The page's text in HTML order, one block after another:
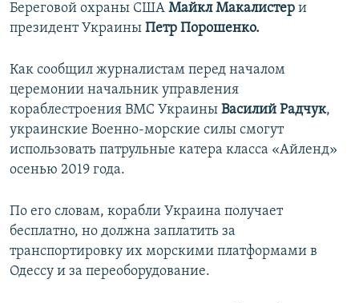
Береговой охраны США Майкл Макалистер и
президент Украины Петр Порошенко.
Как сообщил журналистам перед началом
церемонии начальник управления
кораблестроения ВМС Украины Василий Радчук,
украинские Военно-морские силы смогут
использовать патрульные катера класса «Айленд»
осенью 2019 года.
По его словам, корабли Украина получает
бесплатно, но должна заплатить за
транспортировку их морскими платформами в
Одессу и за переоборудование.